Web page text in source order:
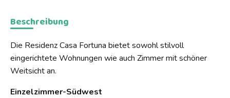
Beschreibung
Die Residenz Casa Fortuna bietet sowohl stilvoll
eingerichtete Wohnungen wie auch Zimmer mit schöner
Weitsicht an.
Einzelzimmer-Südwest